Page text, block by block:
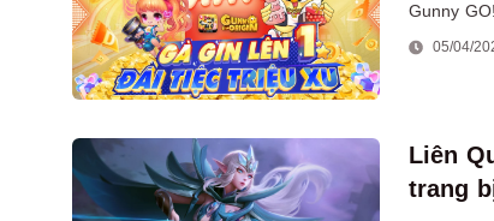
Gunny
thổi nến
05/04/
Liên
trang